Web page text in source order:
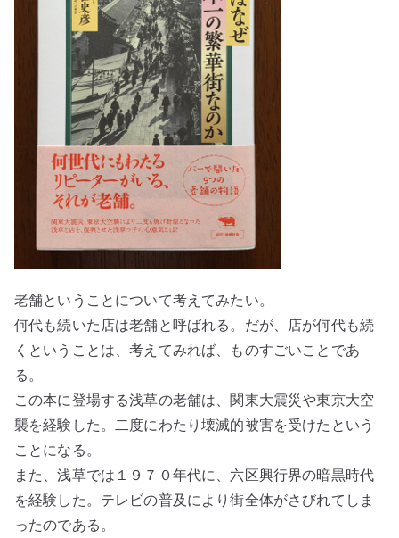
老舗ということについて考えてみたい。
何代も続いた店は老舗と呼ばれる。だが、店が何代も続
くということは、考えてみれば、ものすごいことであ
る。
この本に登場する浅草の老舗は、関東大震災や東京大空
襲を経験した。二度にわたり壊滅的被害を受けたという
ことになる。
また、浅草では１９７０年代に、六区興行界の暗黒時代
を経験した。テレビの普及により街全体がさびれてしま
ったのである。